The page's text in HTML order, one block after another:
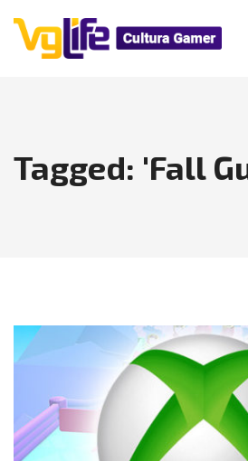
Tagged: 'Fall